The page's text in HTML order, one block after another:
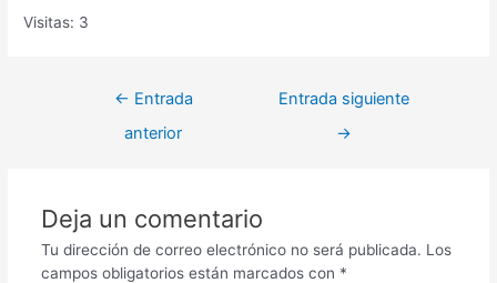
Visitas: 3
Navegación
← Entrada
anterior
Entrada siguiente
→
Deja un comentario
Tu dirección de correo electrónico no será publicada. Los
campos obligatorios están marcados con *